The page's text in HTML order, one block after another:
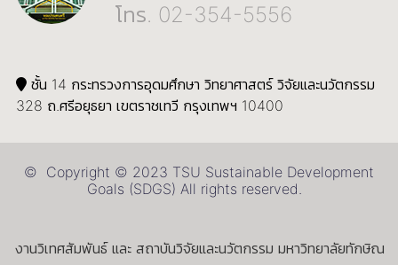
โทร. 02-354-5556
ชั้น 14 กระทรวงการอุดมศึกษา วิทยาศาสตร์ วิจัยและนวัตกรรม
328 ถ.ศรีอยุธยา เขตราชเทวี กรุงเทพฯ 10400
© Copyright © 2023 TSU Sustainable Development
Goals (SDGS) All rights reserved.
งานวิเทศสัมพันธ์ และ สถาบันวิจัยและนวัตกรรม มหาวิทยาลัยทักษิณ